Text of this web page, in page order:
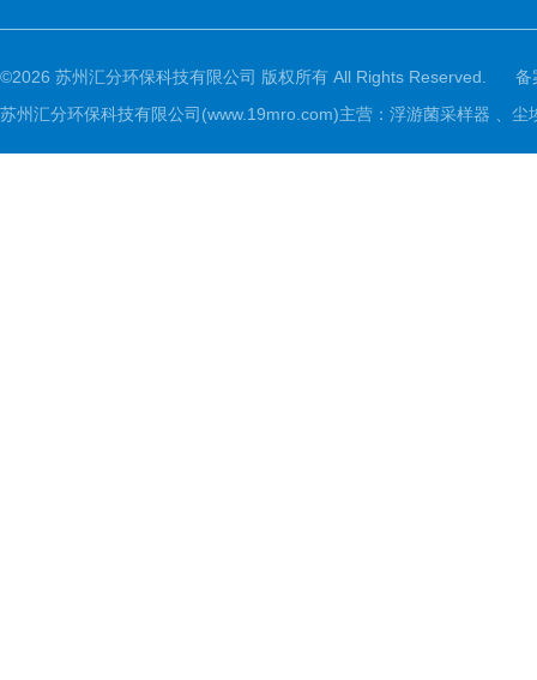
©2026 苏州汇分环保科技有限公司 版权所有 All Rights Reserved.
备
苏州汇分环保科技有限公司(www.19mro.com)主营：浮游菌采样器 、